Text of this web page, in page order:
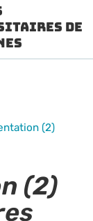
de
(2)
(2)